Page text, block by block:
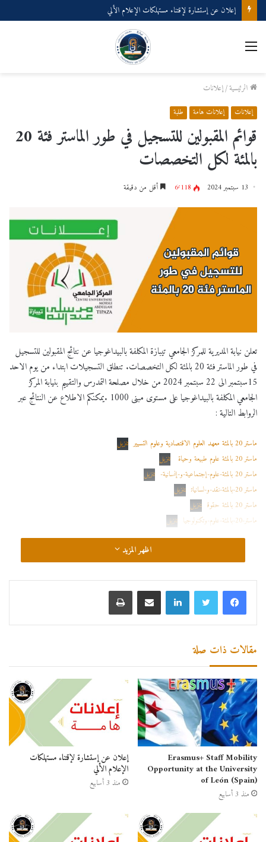
إعلان عن إستشارة لإقتناء مستهلكات الإعلام الألي
القائمة
الرئيسية/إعلانات
إعلانات إعلانات هامة طلبة
قوائم المقبولين للتسجيل في طور الماستر فئة 20
بالمئة لكل التخصصات
13 سبتمبر 2024 6٬118 أقل من دقيقة
تعلن نيابة المديرية للمركز الجامعي تيبازة المكلفة بالبيداغوجيا عن نتائج المقبولين للتسجيل
في طور الماستر فئة 20 بالمئة لكل التخصصات. تنطلق التسجيلات ابتداء من يوم الاحد
15سبتمبر الى 22 سبتمبر 2024 من خلال مصلحة التمدرس والتقييم بنيابة المركز
الجامعي المكلفة بالبيداغوجيا على مستوى مبنى 1000 .يمكنكم الاطلاع عن النتائج عبر
الروابط التالية :
ماستر 20 بالمئة معهد العلوم الاقتصادية وعلوم التسيير
تنزيل
ماستر 20 بالمئة علوم طبيعة وحياة
تنزيل
ماستر 20 بالمئة-علوم-إجتماعية-و-إنسانية-
تنزيل
ماستر 20-بالمئة-نقد-و-لسانيات
تنزيل
ماستر 20 بالمئة حقوق
تنزيل
ماستر-20-بالمئة-علوم-وتكنولوجيا
تنزيل
اظهر المزيد
لينكدإن مشاركة عبر البريد طباعة
مقالات ذات صلة
Erasmus+ Staff Mobility
Opportunity at the University
of León (Spain)
منذ 3 أسابيع
إعلان عن إستشارة لإقتناء مستهلكات
الإعلام الألي
منذ 3 أسابيع